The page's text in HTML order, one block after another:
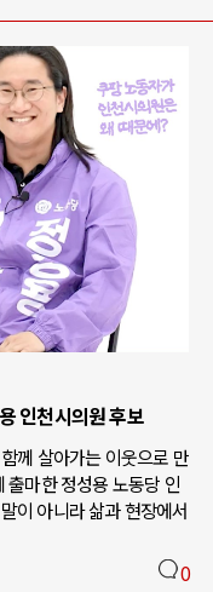
인천시의원 후보
께 살아가는 이웃으로 만
출마한 정성용 노동당 인
이 아니라 삶과 현장에서
0